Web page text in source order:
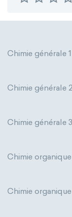
Chimie générale 1
Chimie générale 2
Chimie générale 3
Chimie organique
Chimie